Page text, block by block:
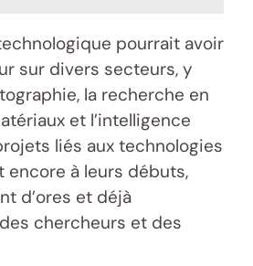
pourrait avoir
sur divers secteurs, y
la recherche en
et l’intelligence
liés aux technologies
encore à leurs débuts,
d’ores et déjà
chercheurs et des